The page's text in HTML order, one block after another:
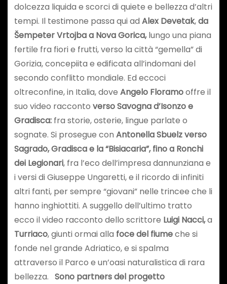
dolcezza liquida e scorci di quiete e bellezza d’altri
tempi. Il testimone passa qui ad Alex Devetak,da
Šempeter Vrtojba a Nova Gorica,lungo una piana
fertile fra fiori e frutti, verso la città “gemella” di
Gorizia, concepiita e edificata all’indomani del
secondo conflitto mondiale. Ed eccoci
oltreconfine, in Italia, dove Angelo Floramooffre il
suo video racconto verso Savogna d’Isonzo e
Gradisca:fra storie, osterie, lingue parlate o
sognate. Si prosegue con Antonella Sbuelz verso
Sagrado, Gradisca e la “Bisiacaria”, fino a Ronchi
dei Legionari, fra l’eco dell’impresa dannunziana e
i versi di Giuseppe Ungaretti, e il ricordo di infiniti
altri fanti, per sempre “giovani” nelle trincee che li
hanno inghiottiti. A suggello dell’ultimo tratto
ecco il video racconto dello scrittore Luigi Nacci,a
Turriaco, giunti ormai alla foce del fiumeche si
fonde nel grande Adriatico, e si spalma
attraverso il Parco e un’oasi naturalistica di rara
bellezza. Sono partners del progetto